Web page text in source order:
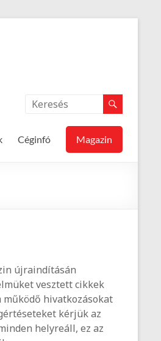
Céginfó Magazin
újraindításán
vesztett cikkek
hivatkozásokat
kérjük az
helyreáll, ez az